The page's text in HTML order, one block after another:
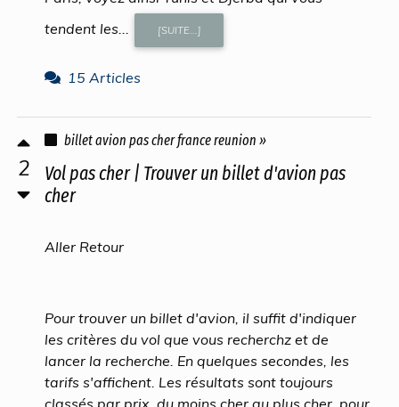
tendent les...
[SUITE...]
15 Articles
2
billet avion pas cher france reunion »
Vol pas cher | Trouver un billet d'avion pas
cher
Aller Retour
Pour trouver un billet d'avion, il suffit d'indiquer
les critères du vol que vous recherchz et de
lancer la recherche. En quelques secondes, les
tarifs s'affichent. Les résultats sont toujours